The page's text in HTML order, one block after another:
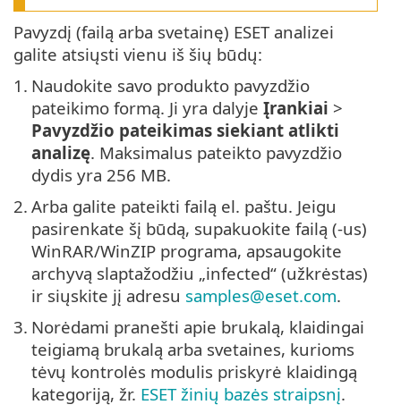
Pavyzdį (failą arba svetainę) ESET analizei
galite atsiųsti vienu iš šių būdų:
1. Naudokite savo produkto pavyzdžio
pateikimo formą. Ji yra dalyje Įrankiai >
Pavyzdžio pateikimas siekiant atlikti
analizę. Maksimalus pateikto pavyzdžio
dydis yra 256 MB.
2. Arba galite pateikti failą el. paštu. Jeigu
pasirenkate šį būdą, supakuokite failą (-us)
WinRAR/WinZIP programa, apsaugokite
archyvą slaptažodžiu „infected“ (užkrėstas)
ir siųskite jį adresu samples@eset.com.
3. Norėdami pranešti apie brukalą, klaidingai
teigiamą brukalą arba svetaines, kurioms
tėvų kontrolės modulis priskyrė klaidingą
kategoriją, žr. ESET žinių bazės straipsnį.